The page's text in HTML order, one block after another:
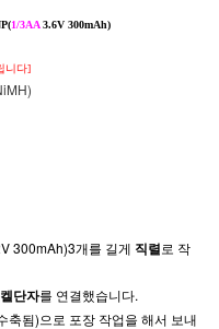
1/3AA3.6V 300mAh)
니다]
300mAh)3개를 길게 직렬로 작
단자를 연결했습니다.
축됨)으로 포장 작업을 해서 보내